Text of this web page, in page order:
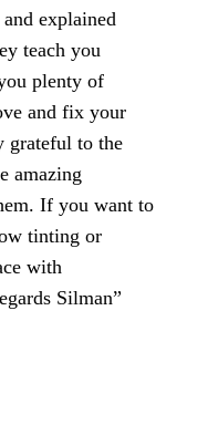
explained
teach you
plenty of
and fix your
grateful to the
amazing
If you want to
tinting or
with
Silman”